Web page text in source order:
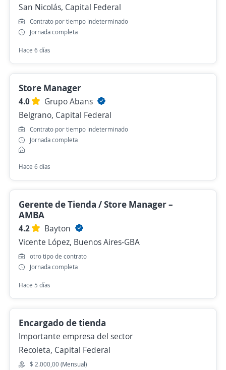
San Nicolás, Capital Federal
Contrato por tiempo indeterminado
Jornada completa
Hace 6 días
Store Manager
4.0
Grupo Abans
Belgrano, Capital Federal
Contrato por tiempo indeterminado
Jornada completa
Hace 6 días
Gerente de Tienda / Store Manager –
AMBA
4.2
Bayton
Vicente López, Buenos Aires-GBA
otro tipo de contrato
Jornada completa
Hace 5 días
Encargado de tienda
Importante empresa del sector
Recoleta, Capital Federal
$ 2.000,00 (Mensual)